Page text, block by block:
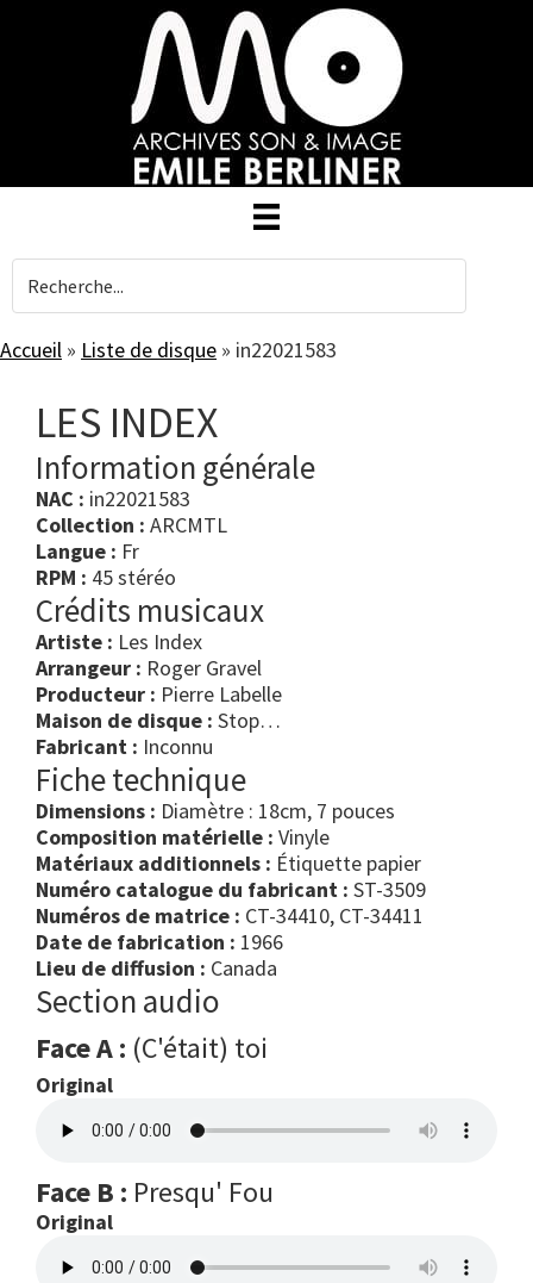
Accueil » Liste de disque » in22021583
LES INDEX
Information générale
NAC : in22021583
Collection : ARCMTL
Langue : Fr
RPM : 45 stéréo
Crédits musicaux
Artiste : Les Index
Arrangeur : Roger Gravel
Producteur : Pierre Labelle
Maison de disque : Stop…
Fabricant : Inconnu
Fiche technique
Dimensions : Diamètre : 18cm, 7 pouces
Composition matérielle : Vinyle
Matériaux additionnels : Étiquette papier
Numéro catalogue du fabricant : ST-3509
Numéros de matrice : CT-34410, CT-34411
Date de fabrication : 1966
Lieu de diffusion : Canada
Section audio
Face A : (C'était) toi
Original
Face B : Presqu' Fou
Original